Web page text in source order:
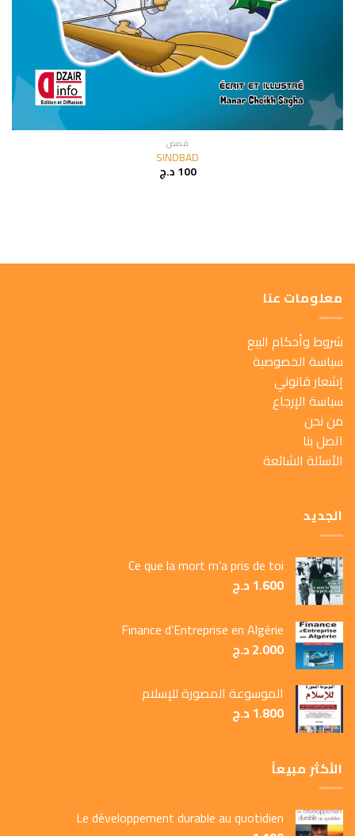
قصص
SINDBAD
100د.ج
معلومات عنا
شروط وأحكام البيع
سياسة الخصوصية
إشعار قانوني
سياسة الإرجاع
من نحن
اتصل بنا
الأسئلة الشائعة
الجديد
Ce que la mort m’a pris de toi
1.600د.ج
Finance d’Entreprise en Algérie
2.000د.ج
الموسوعة المصورة للإسلام
1.800د.ج
الأكثر مبيعاً
Le développement durable au quotidien